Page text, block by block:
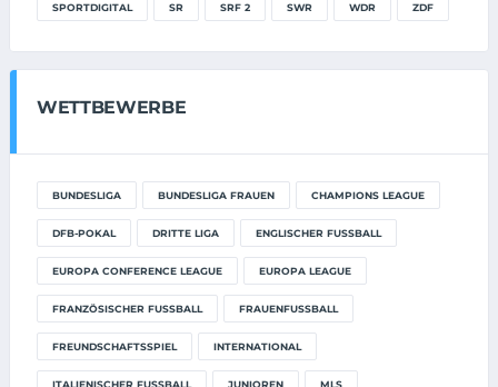
SPORTDIGITAL SR SRF 2 SWR WDR ZDF
WETTBEWERBE
BUNDESLIGA BUNDESLIGA FRAUEN CHAMPIONS LEAGUE
DFB-POKAL DRITTE LIGA ENGLISCHER FUSSBALL
EUROPA CONFERENCE LEAGUE EUROPA LEAGUE
FRANZÖSISCHER FUSSBALL FRAUENFUSSBALL
FREUNDSCHAFTSSPIEL INTERNATIONAL
ITALIENISCHER FUSSBALL JUNIOREN MLS